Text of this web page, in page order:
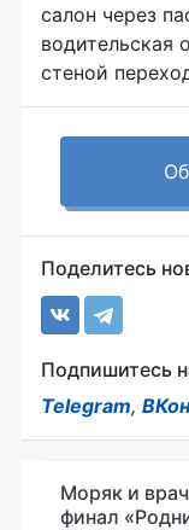
салон через
водительская
стеной
Поделитесь
Подпишитесь
Telegram,
Моряк и
финал